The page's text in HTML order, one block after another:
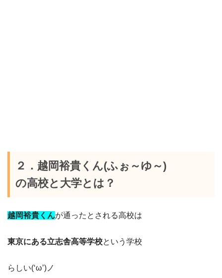
２．越岡裕貴くん(ふぉ～ゆ～)
の高校と大学とは？
越岡裕貴くんが通ったとされる高校は
東京にある立志舎高等学校という学校
らしい(‘ω’)ノ